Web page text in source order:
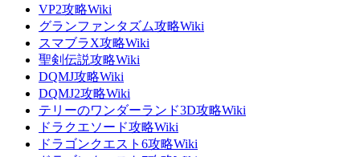
VP2攻略Wiki
グランファンタズム攻略Wiki
スマブラX攻略Wiki
聖剣伝説攻略Wiki
DQMJ攻略Wiki
DQMJ2攻略Wiki
テリーのワンダーランド3D攻略Wiki
ドラクエソード攻略Wiki
ドラゴンクエスト6攻略Wiki